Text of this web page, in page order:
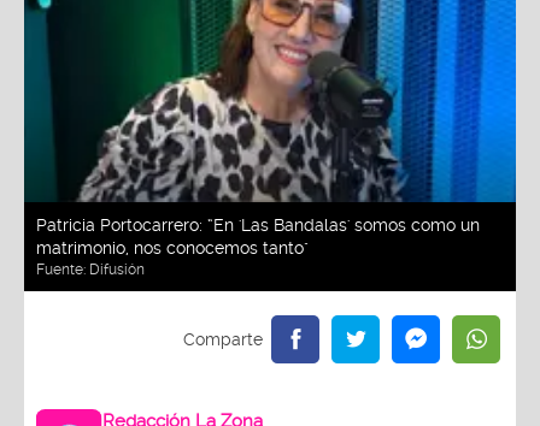
Patricia Portocarrero: “En 'Las Bandalas' somos como un
matrimonio, nos conocemos tanto"
Fuente: Difusión
Redacción La Zona